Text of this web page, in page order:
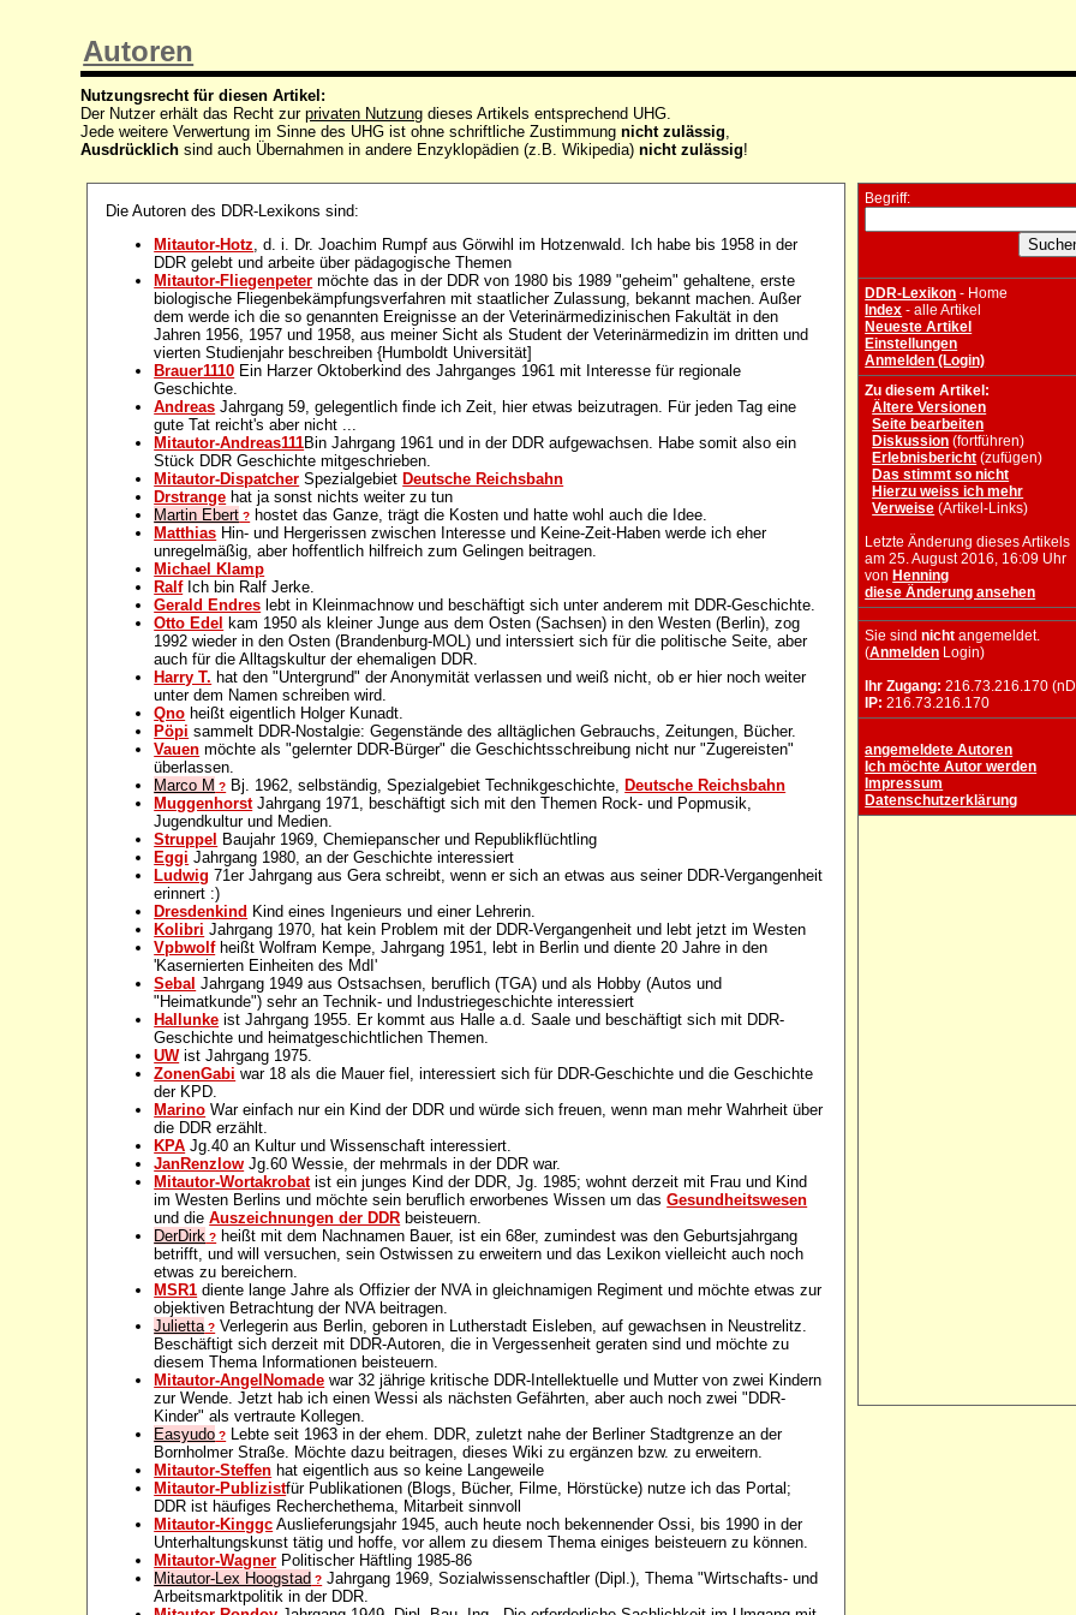
Autoren
Nutzungsrecht für diesen Artikel:
Der Nutzer erhält das Recht zurprivaten Nutzung dieses Artikels entsprechend UHG.
Jede weitere Verwertung im Sinne des UHG ist ohne schriftliche Zustimmungnicht zulässig
Ausdrücklich sind auch Übernahmen in andere Enzyklopädien (z.B. Wikipedia)nicht zulässig!
Die Autoren des DDR-Lexikons sind:
Mitautor-Hotz, d. i. Dr. Joachim Rumpf aus Görwihl im Hotzenwald. Ich habe bis 1958 in der
DDR gelebt und arbeite über pädagogische Themen
Mitautor-Fliegenpeter möchte das in der DDR von 1980 bis 1989 "geheim" gehaltene, erste
biologische Fliegenbekämpfungsverfahren mit staatlicher Zulassung, bekannt machen. Außer
dem werde ich die so genannten Ereignisse an der Veterinärmedizinischen Fakultät in den
Jahren 1956, 1957 und 1958, aus meiner Sicht als Student der Veterinärmedizin im dritten und
vierten Studienjahr beschreiben {Humboldt Universität]
Brauer1110 Ein Harzer Oktoberkind des Jahrganges 1961 mit Interesse für regionale
Geschichte.
Andreas Jahrgang 59, gelegentlich finde ich Zeit, hier etwas beizutragen. Für jeden Tag eine
gute Tat reicht's aber nicht ...
Mitautor-Andreas111Bin Jahrgang 1961 und in der DDR aufgewachsen. Habe somit also ein
Stück DDR Geschichte mitgeschrieben.
Mitautor-Dispatcher Spezialgebiet Deutsche Reichsbahn
Drstrange hat ja sonst nichts weiter zu tun
Martin Ebert ? hostet das Ganze, trägt die Kosten und hatte wohl auch die Idee.
Matthias Hin- und Hergerissen zwischen Interesse und Keine-Zeit-Haben werde ich eher
unregelmäßig, aber hoffentlich hilfreich zum Gelingen beitragen.
Michael Klamp
RalfIch bin Ralf Jerke.
Gerald Endres lebt in Kleinmachnow und beschäftigt sich unter anderem mit DDR-Geschichte.
Otto Edel
kam 1950 als kleiner Junge aus dem Osten (Sachsen) in den Westen (Berlin), zog
1992 wieder in den Osten (Brandenburg-MOL) und interssiert sich für die politische Seite, aber
auch für die Alltagskultur der ehemaligen DDR.
Harry T. hat den "Untergrund" der Anonymität verlassen und weiß nicht, ob er hier noch weiter
unter dem Namen schreiben wird.
Qno heißt eigentlich Holger Kunadt.
Pöpi sammelt DDR-Nostalgie: Gegenstände des alltäglichen Gebrauchs, Zeitungen, Bücher.
Vauen möchte als "gelernter DDR-Bürger" die Geschichtsschreibung nicht nur "Zugereisten"
überlassen.
Marco M ? Bj. 1962, selbständig, Spezialgebiet Technikgeschichte, Deutsche Reichsbahn
MuggenhorstJahrgang 1971, beschäftigt sich mit den Themen Rock- und Popmusik,
Jugendkultur und Medien.
Struppel
Baujahr 1969, Chemiepanscher und Republikflüchtling
Eggi Jahrgang 1980, an der Geschichte interessiert
Ludwig 71er Jahrgang aus Gera schreibt, wenn er sich an etwas aus seiner DDR-Vergangenheit
erinnert :)
Dresdenkind Kind eines Ingenieurs und einer Lehrerin.
Kolibri Jahrgang 1970, hat kein Problem mit der DDR-Vergangenheit und lebt jetzt im Westen
Vpbwolfheißt Wolfram Kempe, Jahrgang 1951, lebt in Berlin und diente 20 Jahre in den
'Kasernierten Einheiten des MdI'
Sebal Jahrgang 1949 aus Ostsachsen, beruflich (TGA) und als Hobby (Autos und
"Heimatkunde") sehr an Technik- und Industriegeschichte interessiert
Hallunke ist Jahrgang 1955. Er kommt aus Halle a.d. Saale und beschäftigt sich mit DDR-
Geschichte und heimatgeschichtlichen Themen.
UWist Jahrgang 1975.
ZonenGabi war 18 als die Mauer fiel, interessiert sich für DDR-Geschichte und die Geschichte
der KPD.
Marino War einfach nur ein Kind der DDR und würde sich freuen, wenn man mehr Wahrheit über
die DDR erzählt.
KPA Jg.40 an Kultur und Wissenschaft interessiert.
JanRenzlow Jg.60 Wessie, der mehrmals in der DDR war.
Mitautor-Wortakrobatist ein junges Kind der DDR, Jg. 1985; wohnt derzeit mit Frau und Kind
im Westen Berlins und möchte sein beruflich erworbenes Wissen um dasGesundheitswesen
und dieAuszeichnungen der DDR beisteuern.
DerDirk ? heißt mit dem Nachnamen Bauer, ist ein 68er, zumindest was den Geburtsjahrgang
betrifft, und will versuchen, sein Ostwissen zu erweitern und das Lexikon vielleicht auch noch
etwas zu bereichern.
MSR1 diente lange Jahre als Offizier der NVA in gleichnamigen Regiment und möchte etwas zur
objektiven Betrachtung der NVA beitragen.
Julietta? Verlegerin aus Berlin, geboren in Lutherstadt Eisleben, auf gewachsen in Neustrelitz.
Beschäftigt sich derzeit mit DDR-Autoren, die in Vergessenheit geraten sind und möchte zu
diesem Thema Informationen beisteuern.
Mitautor-AngelNomade war 32 jährige kritische DDR-Intellektuelle und Mutter von zwei Kindern
zur Wende. Jetzt hab ich einen Wessi als nächsten Gefährten, aber auch noch zwei "DDR-
Kinder" als vertraute Kollegen.
Easyudo ? Lebte seit 1963 in der ehem. DDR, zuletzt nahe der Berliner Stadtgrenze an der
Bornholmer Straße. Möchte dazu beitragen, dieses Wiki zu ergänzen bzw. zu erweitern.
Mitautor-Steffen hat eigentlich aus so keine Langeweile
Mitautor-Publizistfür Publikationen (Blogs, Bücher, Filme, Hörstücke) nutze ich das Portal;
DDR ist häufiges Recherchethema, Mitarbeit sinnvoll
Mitautor-Kinggc Auslieferungsjahr 1945, auch heute noch bekennender Ossi, bis 1990 in der
Unterhaltungskunst tätig und hoffe, vor allem zu diesem Thema einiges beisteuern zu können.
Mitautor-Wagner Politischer Häftling 1985-86
Mitautor-Lex Hoogstad ? Jahrgang 1969, Sozialwissenschaftler (Dipl.), Thema "Wirtschafts- und
Arbeitsmarktpolitik in der DDR.
Begriff:
DDR-Lexikon - Home
Index - alle Artikel
Neueste Artikel
Einstellungen
Anmelden (Login)
Zu diesem Artikel:
Ältere Versionen
Seite bearbeiten
Diskussion (fortführen)
Erlebnisbericht (zufügen)
Das stimmt so nicht
Hierzu weiss ich mehr
Verweise (Artikel-Links)
Letzte Änderung dieses Artikels
am 25. August 2016, 16:09 Uhr
vonHenning
diese Änderung ansehen
Sie sindnicht angemeldet.
(Anmelden Login)
Ihr Zugang: 216.73.216.170
IP: 216.73.216.170
angemeldete Autoren
Ich möchte Autor werden
Impressum
Datenschutzerklärung